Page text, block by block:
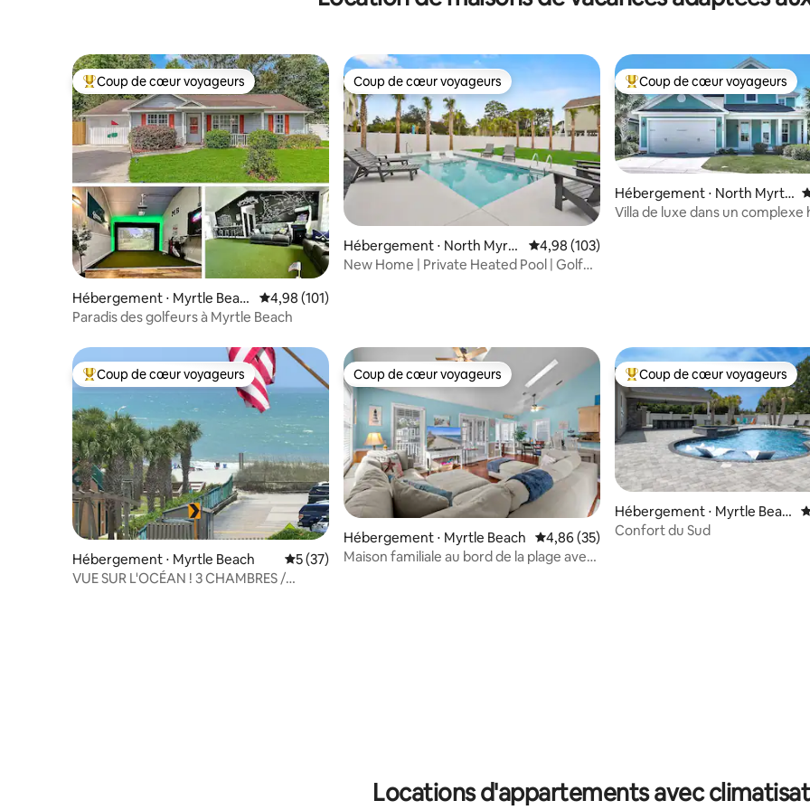
Coups de cœur voyageurs les plus appréciés
Coup de cœur voyageurs
Hébergement ⋅ Myrtle Beac
h
Évaluation moyenne sur la base de 101 commentaires : 4,98 sur 5
4,98 (101)
Paradis des golfeurs à Myrtle Beach
Coup de cœur voyageurs
Coup de cœur voyageurs
Hébergement ⋅ North Myrtl
e Beach
Évaluation moyenne sur la base de 103
4,98 (103)
New Home | Private Heated Pool | Golf
Coups de cœur voyageurs les
Coup de cœur voyageurs
Hébergement ⋅ North Myrtl
e Beach
Villa de luxe dans un complexe
Coups de cœur voyageurs les plus appréciés
Coup de cœur voyageurs
Hébergement ⋅ Myrtle Beach Évaluation moyenne sur la base de 37 commentaires : 5 sur 5
5 (37)
VUE SUR L'OCÉAN ! 3 CHAMBRES /
Coup de cœur voyageurs
Coup de cœur voyageurs
Hébergement ⋅ Myrtle Beach Évaluation moyenne sur la base de 35
4,86 (35)
Maison familiale au bord de la plage avec
Coups de cœur voyageurs les
Coup de cœur voyageurs
Hébergement ⋅ Myrtle Beac
h
Confort du Sud
Locations d'appartements avec